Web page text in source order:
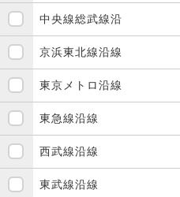
中央線総武線沿
京浜東北線沿線
東京メトロ沿線
東急線沿線
西武線沿線
東武線沿線